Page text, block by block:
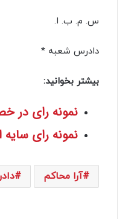
س. م. ب. ا.
دادرس شعبه *
بیشتر بخوانید:
نمونه رای در
نمونه رای
آرا محاکم